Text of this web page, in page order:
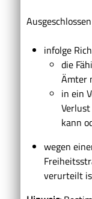
infolge
die
Ämter
in ein
kann
wegen
verurteilt